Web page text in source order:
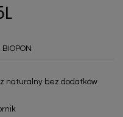
BIOPON
naturalny bez dodatków